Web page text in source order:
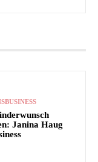
Janina Haug